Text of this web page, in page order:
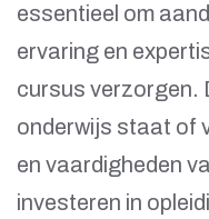
essentieel om
ervaring en
cursus verzorgen.
onderwijs staat of
en vaardigheden
investeren in